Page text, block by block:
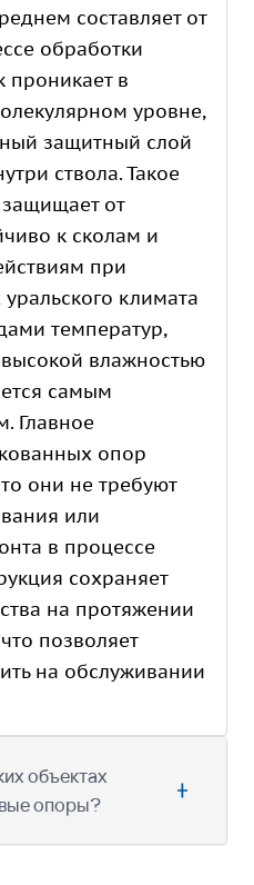
составляет от
обработки
проникает в
уровне,
защитный слой
ствола. Такое
от
к сколам и
при
климата
температур,
влажностью
самым
Главное
опор
они не требуют
или
в процессе
сохраняет
на протяжении
позволяет
на обслуживании
объектах
опоры?